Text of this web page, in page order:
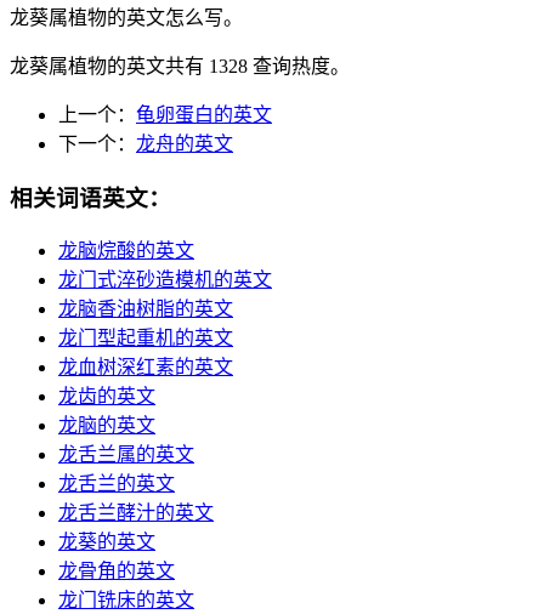
龙葵属植物的英文怎么写。
龙葵属植物的英文共有 1328 查询热度。
上一个： 龟卵蛋白的英文
下一个： 龙舟的英文
相关词语英文：
龙脑烷酸的英文
龙门式淬砂造模机的英文
龙脑香油树脂的英文
龙门型起重机的英文
龙血树深红素的英文
龙齿的英文
龙脑的英文
龙舌兰属的英文
龙舌兰的英文
龙舌兰酵汁的英文
龙葵的英文
龙骨角的英文
龙门铣床的英文